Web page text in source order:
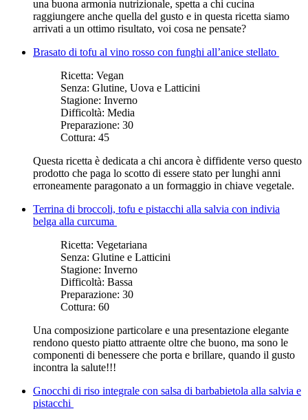
una buona armonia nutrizionale, spetta a chi cucina
raggiungere anche quella del gusto e in questa ricetta siamo
arrivati a un ottimo risultato, voi cosa ne pensate?
Brasato di tofu al vino rosso con funghi all’anice stellato
Ricetta: Vegan
Senza: Glutine, Uova e Latticini
Stagione: Inverno
Difficoltà: Media
Preparazione: 30
Cottura: 45
Questa ricetta è dedicata a chi ancora è diffidente verso questo
prodotto che paga lo scotto di essere stato per lunghi anni
erroneamente paragonato a un formaggio in chiave vegetale.
Terrina di broccoli, tofu e pistacchi alla salvia con indivia
belga alla curcuma
Ricetta: Vegetariana
Senza: Glutine e Latticini
Stagione: Inverno
Difficoltà: Bassa
Preparazione: 30
Cottura: 60
Una composizione particolare e una presentazione elegante
rendono questo piatto attraente oltre che buono, ma sono le
componenti di benessere che porta e brillare, quando il gusto
incontra la salute!!!
Gnocchi di riso integrale con salsa di barbabietola alla salvia e
pistacchi